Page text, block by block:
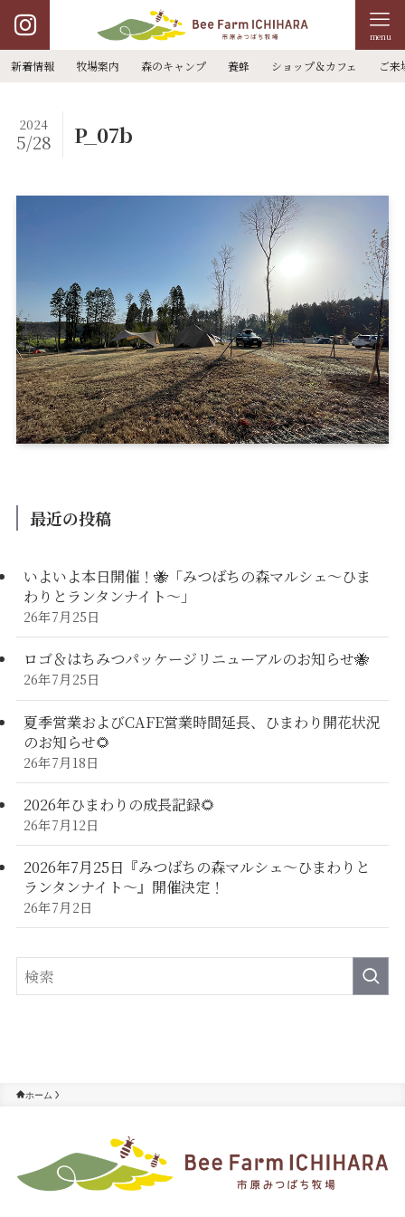
menu
新着情報 牧場案内 森のキャンプ 養蜂 ショップ＆カフェ ご来
P_07b
2024
5/28
最近の投稿
いよいよ本日開催！🐝「みつばちの森マルシェ〜ひま
わりとランタンナイト〜」
26年7月25日
ロゴ＆はちみつパッケージリニューアルのお知らせ🐝
26年7月25日
夏季営業およびCAFE営業時間延長、ひまわり開花状況
のお知らせ🌻
26年7月18日
2026年ひまわりの成長記録🌻
26年7月12日
2026年7月25日『みつばちの森マルシェ～ひまわりと
ランタンナイト～』開催決定！
26年7月2日
ホーム